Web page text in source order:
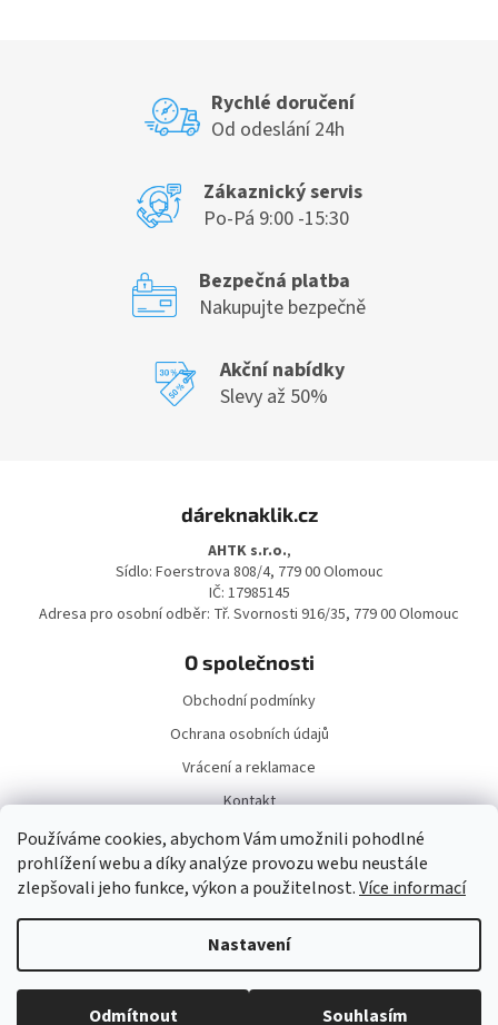
Používáme cookies, abychom Vám umožnili pohodlné
prohlížení webu a díky analýze provozu webu neustále
zlepšovali jeho funkce, výkon a použitelnost.Více informací
Nastavení
Odmítnout Souhlasím
Rychlé doručení
Od odeslání 24h
Zákaznický servis
Po-Pá 9:00 -15:30
Bezpečná platba
Nakupujte bezpečně
Akční nabídky
Slevy až 50%
dáreknaklik.cz
AHTK s.r.o.,
Sídlo: Foerstrova 808/4, 779 00 Olomouc
IČ: 17985145
Adresa pro osobní odběr: Tř. Svornosti 916/35, 779 00 Olomouc
O společnosti
Obchodní podmínky
Ochrana osobních údajů
Vrácení a reklamace
Kontakt
Doprava a platba
Vytvořil Shoptet
Copyright 2026DárekNaKlik.cz . Všechna práva vyhrazena.